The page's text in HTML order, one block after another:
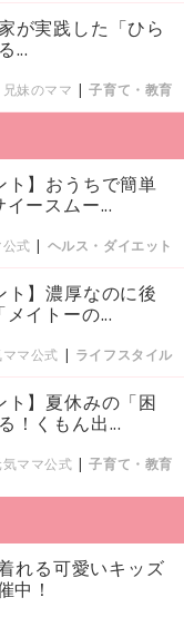
が実践した「ひら
...
妹のママ |子育て・教育
ト】おうちで簡単
ースムー...
公式 | ヘルス・ダイエット
ト】濃厚なのに後
イトーの...
ママ公式 | ライフスタイル
ト】夏休みの「困
！くもん出...
気ママ公式 |子育て・教育
れる可愛いキッズ
中！